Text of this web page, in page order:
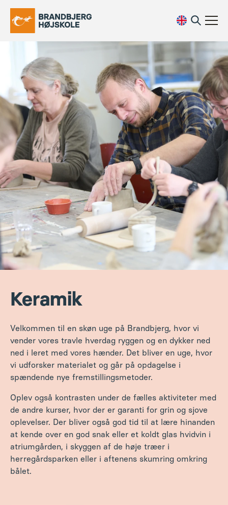
Keramik
Velkommen til en skøn uge på Brandbjerg, hvor vi
vender vores travle hverdag ryggen og en dykker ned
ned i leret med vores hænder. Det bliver en uge, hvor
vi udforsker materialet og går på opdagelse i
spændende nye fremstillingsmetoder.
Oplev også kontrasten under de fælles aktiviteter med
de andre kurser, hvor der er garanti for grin og sjove
oplevelser. Der bliver også god tid til at lære hinanden
at kende over en god snak eller et koldt glas hvidvin i
atriumgården, i skyggen af de høje træer i
herregårdsparken eller i aftenens skumring omkring
bålet.